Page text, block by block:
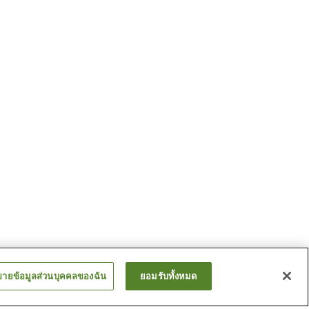
ยข้อมูลส่วนบุคคลของฉัน ยอมรับทั้งหมด